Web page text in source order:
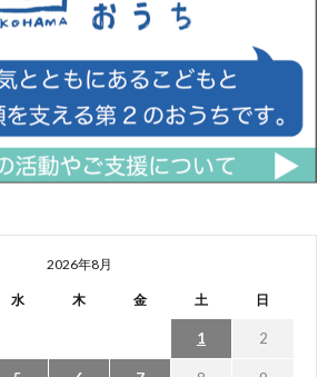
2026年8月
水 木 金 土 日
1 2